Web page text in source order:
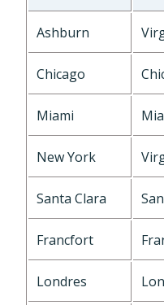
Ashburn
Chicago
Miami
New York
Santa Clara
Francfort
Londres